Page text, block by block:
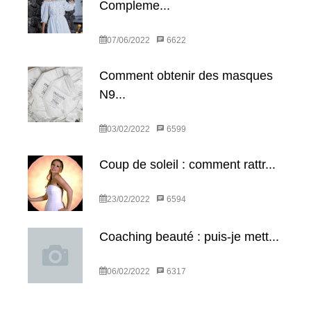
Compleme...
07/06/2022 6622
Comment obtenir des masques
N9...
03/02/2022 6599
Coup de soleil : comment rattr...
23/02/2022 6594
Coaching beauté : puis-je mett...
06/02/2022 6317